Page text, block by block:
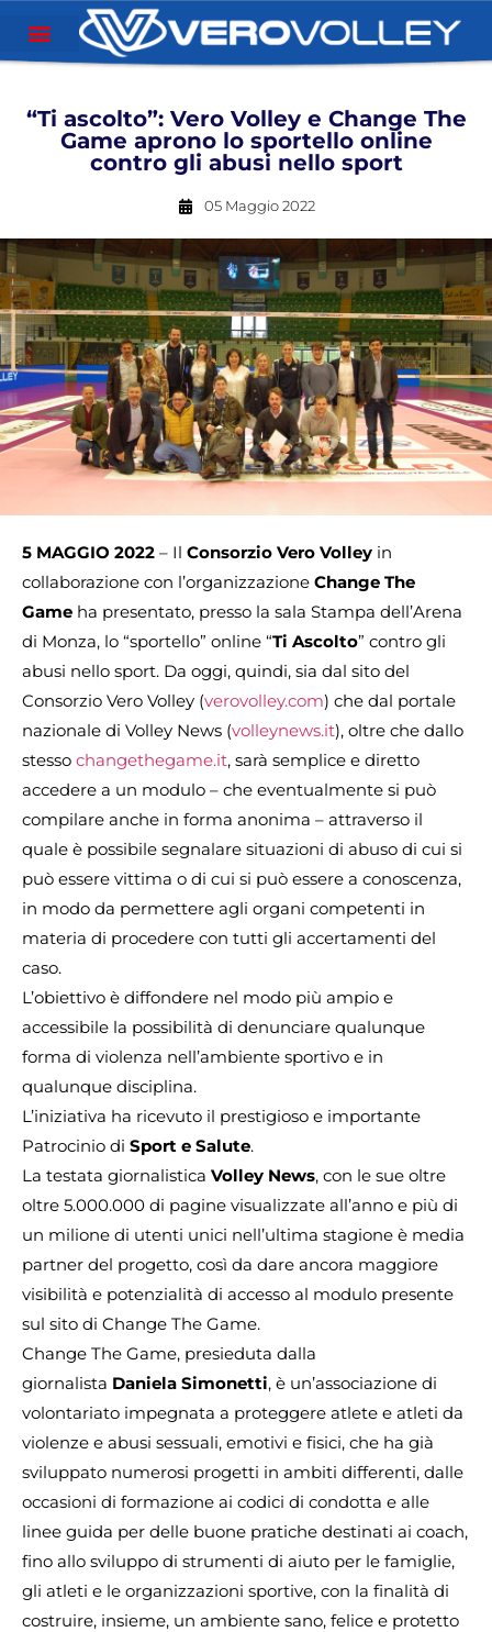
“Ti ascolto”: Vero Volley e Change The
Game aprono lo sportello online
contro gli abusi nello sport
05 Maggio 2022
5 MAGGIO 2022 – Il Consorzio Vero Volley in
collaborazione con l’organizzazione Change The
Game ha presentato, presso la sala Stampa dell’Arena
di Monza, lo “sportello” online “Ti Ascolto” contro gli
abusi nello sport. Da oggi, quindi, sia dal sito del
Consorzio Vero Volley (verovolley.com) che dal portale
nazionale di Volley News (volleynews.it), oltre che dallo
stesso changethegame.it, sarà semplice e diretto
accedere a un modulo – che eventualmente si può
compilare anche in forma anonima – attraverso il
quale è possibile segnalare situazioni di abuso di cui si
può essere vittima o di cui si può essere a conoscenza,
in modo da permettere agli organi competenti in
materia di procedere con tutti gli accertamenti del
caso.
L’obiettivo è diffondere nel modo più ampio e
accessibile la possibilità di denunciare qualunque
forma di violenza nell’ambiente sportivo e in
qualunque disciplina.
L’iniziativa ha ricevuto il prestigioso e importante
Patrocinio di Sport e Salute.
La testata giornalistica Volley News, con le sue oltre
oltre 5.000.000 di pagine visualizzate all’anno e più di
un milione di utenti unici nell’ultima stagione è media
partner del progetto, così da dare ancora maggiore
visibilità e potenzialità di accesso al modulo presente
sul sito di Change The Game.
Change The Game, presieduta dalla
giornalista Daniela Simonetti, è un’associazione di
volontariato impegnata a proteggere atlete e atleti da
violenze e abusi sessuali, emotivi e fisici, che ha già
sviluppato numerosi progetti in ambiti differenti, dalle
occasioni di formazione ai codici di condotta e alle
linee guida per delle buone pratiche destinati ai coach,
fino allo sviluppo di strumenti di aiuto per le famiglie,
gli atleti e le organizzazioni sportive, con la finalità di
costruire, insieme, un ambiente sano, felice e protetto